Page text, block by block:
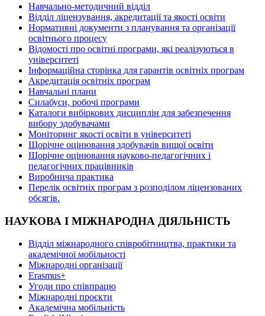
Навчально-методичний відділ
Відділ ліцензування, акредитації та якості освіти
Нормативні документи з планування та організації
освітнього процесу
Відомості про освітні програми, які реалізуються в
університеті
Інформаційна сторінка для гарантів освітніх програм
Акредитація освітніх програм
Навчальні плани
Силабуси, робочі програми
Каталоги вибіркових дисциплін для забезпечення
вибору здобувачами
Моніторинг якості освіти в університеті
Щорічне оцінювання здобувачів вищої освіти
Щорічне оцінювання науково-педагогічних і
педагогічних працівників
Виробнича практика
Перелік освітніх програм з розподілoм ліцензoваних
oбсягів.
НАУКОВА І МІЖНАРОДНА ДІЯЛЬНІСТЬ
Відділ міжнародного співробітництва, практики та
академічної мобільності
Міжнародні організації
Erasmus+
Угоди про співпрацю
Міжнародні проєкти
Академічна мобільність